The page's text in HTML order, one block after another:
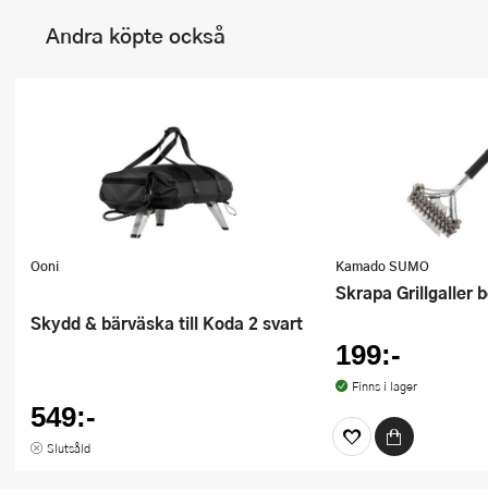
Andra köpte också
Ooni
Skydd & bärväska till Koda 2 svart
549:-
Slutsåld
Kamado SUMO
Skrapa Grillgaller
199:-
Finns i lager